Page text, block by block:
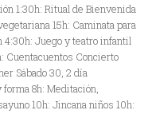
1:30h: Ritual de Bienvenida
15h: Caminata para
4:30h: Juego y teatro infantil
Cuentacuentos Concierto
Sábado 30, 2 día
8h: Meditación,
10h: Jincana niños 10h: